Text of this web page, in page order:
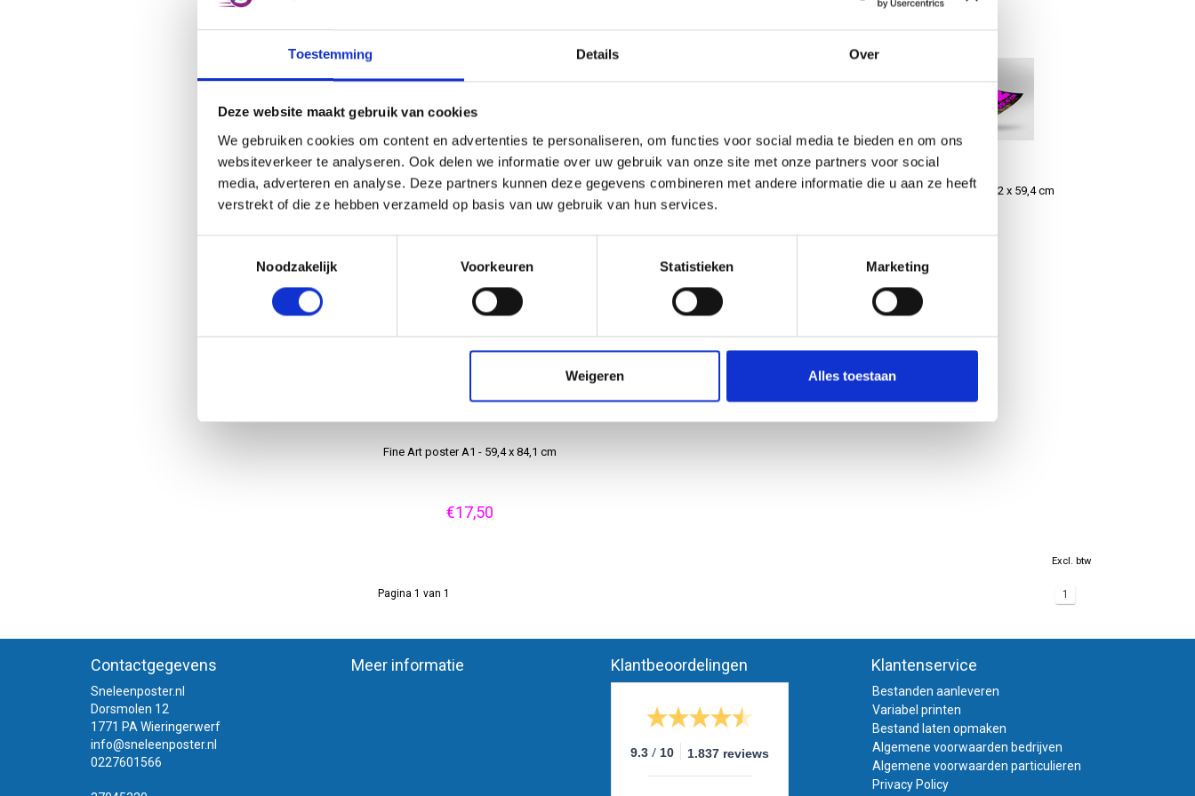
Toestemming Details Over
Deze website maakt gebruik van cookies
We gebruiken cookies om content en advertenties te personaliseren, om functies voor social media te bieden en om ons
websiteverkeer te analyseren. Ook delen we informatie over uw gebruik van onze site met onze partners voor social
media, adverteren en analyse. Deze partners kunnen deze gegevens combineren met andere informatie die u aan ze heeft
verstrekt of die ze hebben verzameld op basis van uw gebruik van hun services.
Noodzakelijk
Voorkeuren Statistieken Marketing
Weigeren Alles toestaan
Fine Art poster A3 - 29,7 x 42 cm Fine Art poster A0 - 84,1 x 118,9 cm Fine Art poster A2 - 42 x 59,4 cm
Fine Art poster A1 - 59,4 x 84,1 cm
€17,50
Excl. btw
Pagina 1 van 1 1
Contactgegevens
Sneleenposter.nl
Dorsmolen 12
1771 PA Wieringerwerf
info@sneleenposter.nl
0227601566
Meer informatie Klantbeoordelingen
9.3 / 10 1.837 reviews
Klantenservice
Bestanden aanleveren
Variabel printen
Bestand laten opmaken
Algemene voorwaarden bedrijven
Algemene voorwaarden particulieren
Privacy Policy